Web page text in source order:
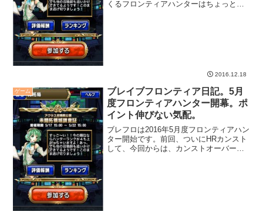
くるフロンティアハンターはちょっと厳
2016.12.18
ゲーム
ブレイブフロンティア日記。5月
度フロンティアハンター開幕。ポ
イント伸びない気配。
ブレフロは2016年5月度フロンティアハン
ター開始です。前回、ついにHRカンスト
して、今回からは、カンストオーバーラ